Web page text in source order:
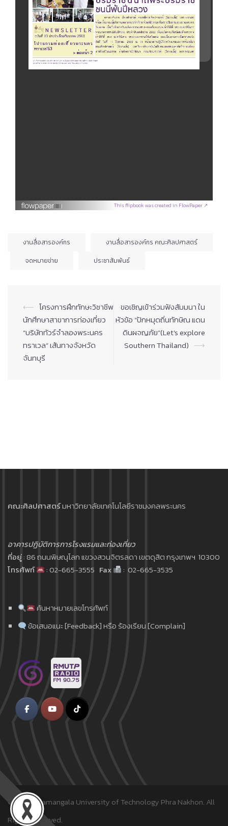
This flipbook was created in FlowPaper ↗
งานสื่อสารองค์กร
งานสื่อสารองค์กร คณะศิลปศาสตร์
จดหมายข่าย
ประชาสัมพันธ์
Post
navigation
⟵ โครงการฝึกทักษะวิชาชีพ
นักศึกษาสาขาการท่องเที่ยว
“บริษัททัวร์จำลองพระนคร
ทราเวล” เส้นทาง​จังหวัด​
จันทบุรี
ขอเชิญเข้าร่วมฟังสัมมนา ใน
หัวข้อ “ปักหมุดถิ่นทักษิณ แดน
ดินผจญภัย”(Let’s explore
Southern Thailand) ⟶
คณะศิลปศาสตร์มหาวิทยาลัยเทคโนโลยีราชมงคลพระนคร
อาคารปฏิบัติการการโรงแรมและท่องเที่ยว
ที่อยู่: 86 ถนนพิษณุโลก แขวงสวนจิตรลดา เขตดุสิต กรุงเทพฯ 10300
โทรศัพท์
: 02-665-3555 Fax : 02-665-3535
ค้นหาหมายเลขโทรศัพท์
ข้อเสนอแนะ [Feedback] หรือ ร้องเรียน [Complain]
© 2018 Rajamangala University of Technology Phra Nakhon. All
Rights Reserved.